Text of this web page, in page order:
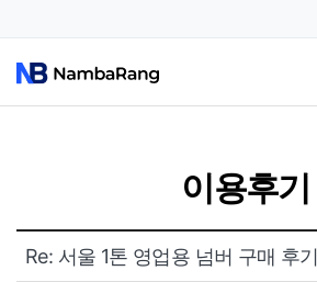
팔고
공지사항
이용후기
Re: 서울 1톤 영업용 넘버 구매 후기